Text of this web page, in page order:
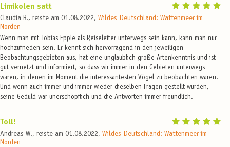
Limikolen satt
Claudia B., reiste am 01.08.2022, Wildes Deutschland: Wattenmeer im
Norden
Wenn man mit Tobias Epple als Reiseleiter unterwegs sein kann, kann man nur
hochzufrieden sein. Er kennt sich hervorragend in den jeweiligen
Beobachtungsgebieten aus, hat eine unglaublich große Artenkenntnis und ist
gut vernetzt und informiert, so dass wir immer in den Gebieten unterwegs
waren, in denen im Moment die interessantesten Vögel zu beobachten waren.
Und wenn auch immer und immer wieder dieselben Fragen gestellt wurden,
seine Geduld war unerschöpflich und die Antworten immer freundlich.
Toll!
Andreas W., reiste am 01.08.2022, Wildes Deutschland: Wattenmeer im
Norden